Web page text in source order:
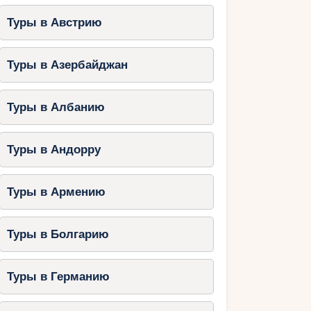
Туры в Австрию
Туры в Азербайджан
Туры в Албанию
Туры в Андорру
Туры в Армению
Туры в Болгарию
Туры в Германию